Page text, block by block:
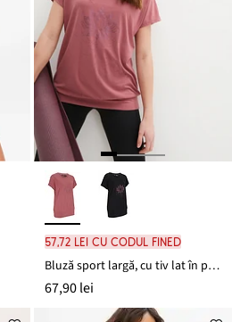
57,72 lei cu codul FINED
Bluză sport largă, cu tiv lat în partea de jos
67,90 lei